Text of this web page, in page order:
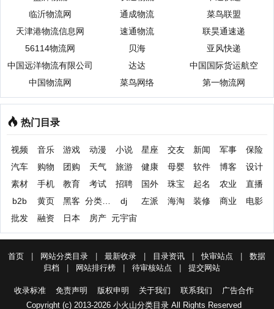
临沂物流网
通成物流
菜鸟联盟
天津港物流信息网
速通物流
联昊通速递
56114物流网
贝海
亚风快递
中国远洋物流有限公司
达达
中国国际货运航空
中国物流网
菜鸟网络 第一物流网
热门目录
视频 音乐 游戏 动漫 小说 星座 交友 新闻 军事
保险
汽车
购物 团购 天气 旅游 健康 母婴 软件 博客
设计
素材
手机 教育 考试 招聘 国外 珠宝 起名 农业
直播
b2b
黄页 黑客 分类信息 dj 左派 海淘 装修 商业
电影
批发
融资 日本 房产 元宇宙
首页 网站分类目录 最新收录 目录资讯 快审站点
数据
归档
网站排行榜 待审核站点 提交网站
收录标准 免责声明 版权申明 关于我们 联系我们
广告合作
Copyright (c) 2013-2026 小火山分类目录 All Rights Reserved